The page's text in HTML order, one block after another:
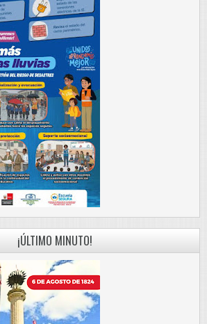
¡ÚLTIMO MINUTO!